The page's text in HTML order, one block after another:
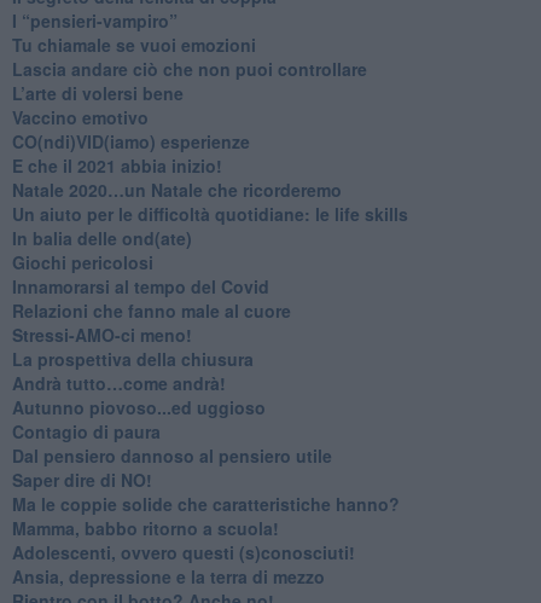
​I “pensieri-vampiro”
​Tu chiamale se vuoi emozioni
​Lascia andare ciò che non puoi controllare
L’arte di volersi bene
​Vaccino emotivo
CO(ndi)VID(iamo) esperienze
​E che il 2021 abbia inizio!
​Natale 2020…un Natale che ricorderemo
Un aiuto per le difficoltà quotidiane: le life skills
​In balia delle ond(ate)
Giochi pericolosi
Innamorarsi al tempo del Covid
​Relazioni che fanno male al cuore
​Stressi-AMO-ci meno!
​La prospettiva della chiusura
​Andrà tutto…come andrà!
Autunno piovoso...ed uggioso
​Contagio di paura
​Dal pensiero dannoso al pensiero utile
​Saper dire di NO!
​Ma le coppie solide che caratteristiche hanno?
​Mamma, babbo ritorno a scuola!
Adolescenti, ovvero questi (s)conosciuti!
Ansia, depressione e la terra di mezzo